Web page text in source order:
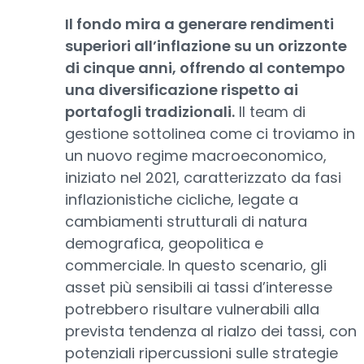
Il fondo mira a generare rendimenti
superiori all’inflazione su un orizzonte
di cinque anni, offrendo al contempo
una diversificazione rispetto ai
portafogli tradizionali. Il team di
gestione sottolinea come ci troviamo in
un nuovo regime macroeconomico,
iniziato nel 2021, caratterizzato da fasi
inflazionistiche cicliche, legate a
cambiamenti strutturali di natura
demografica, geopolitica e
commerciale. In questo scenario, gli
asset più sensibili ai tassi d’interesse
potrebbero risultare vulnerabili alla
prevista tendenza al rialzo dei tassi, con
potenziali ripercussioni sulle strategie